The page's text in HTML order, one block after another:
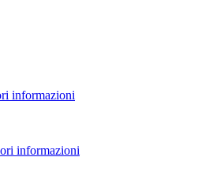
informazioni
informazioni